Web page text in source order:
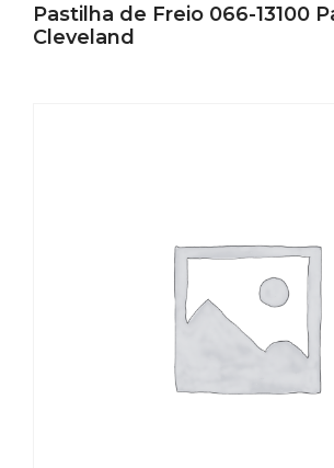
Pastilha de Freio 066-13100
Cleveland